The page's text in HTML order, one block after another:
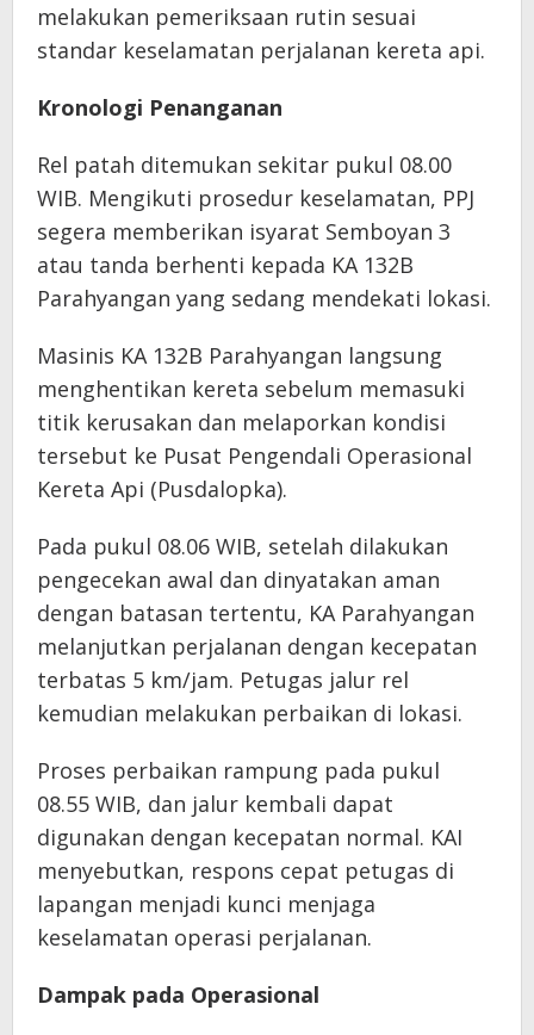
melakukan pemeriksaan rutin sesuai
standar keselamatan perjalanan kereta api.
Kronologi Penanganan
Rel patah ditemukan sekitar pukul 08.00
WIB. Mengikuti prosedur keselamatan, PPJ
segera memberikan isyarat Semboyan 3
atau tanda berhenti kepada KA 132B
Parahyangan yang sedang mendekati lokasi.
Masinis KA 132B Parahyangan langsung
menghentikan kereta sebelum memasuki
titik kerusakan dan melaporkan kondisi
tersebut ke Pusat Pengendali Operasional
Kereta Api (Pusdalopka).
Pada pukul 08.06 WIB, setelah dilakukan
pengecekan awal dan dinyatakan aman
dengan batasan tertentu, KA Parahyangan
melanjutkan perjalanan dengan kecepatan
terbatas 5 km/jam. Petugas jalur rel
kemudian melakukan perbaikan di lokasi.
Proses perbaikan rampung pada pukul
08.55 WIB, dan jalur kembali dapat
digunakan dengan kecepatan normal. KAI
menyebutkan, respons cepat petugas di
lapangan menjadi kunci menjaga
keselamatan operasi perjalanan.
Dampak pada Operasional